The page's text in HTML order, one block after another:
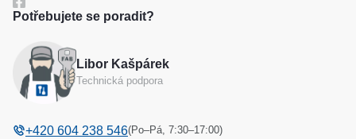
Odstoupení od kupní smlouvy
Potřebujete se poradit?
Libor Kašpárek
Technická podpora
+420 604 238 546(Po–Pá, 7:30–17:00)